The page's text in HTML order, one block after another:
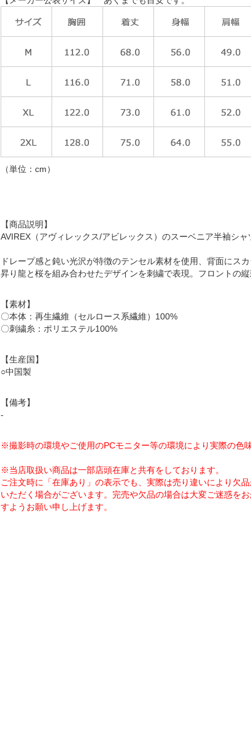
（単位：cm）
【商品説明】
AVIREX（アヴィレックス/アビレックス）のスーベニア半袖シャ
ドレープ感と鈍い光沢が特徴のテンセル素材を使用、背面にス
昇り龍と桜を組み合わせたデザインを刺繍で表現。フロントの縦
【素材】
〇本体：再生繊維（セルロース系繊維）100%
〇刺繍糸：ポリエステル100%
【生産国】
○中国製
【備考】
-
※撮影時の環境やご使用のPCモニター等の環境により実際の色
※当店取扱い商品は一部店頭在庫と共有をしております。
ご注文時に「在庫あり」の表示でも、実際は売り違いにより欠
いただく場合がございます。完売や欠品の場合は大変ご迷惑を
すようお願い申し上げます。